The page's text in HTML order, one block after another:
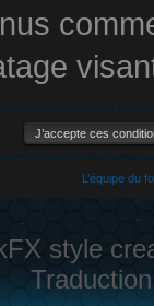
L’équipe du
style